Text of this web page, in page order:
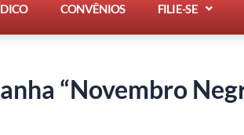
CONVÊNIOS FILIE-SE
“Novembro